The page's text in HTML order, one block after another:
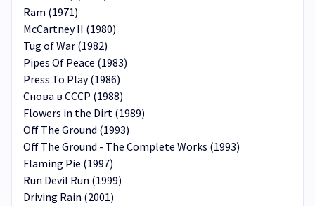
Ram (1971)
McCartney II (1980)
Tug of War (1982)
Pipes Of Peace (1983)
Press To Play (1986)
Снова в СССР (1988)
Flowers in the Dirt (1989)
Off The Ground (1993)
Off The Ground - The Complete Works (1993)
Flaming Pie (1997)
Run Devil Run (1999)
Driving Rain (2001)